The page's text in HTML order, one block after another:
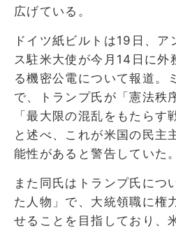
広げている。
ドイツ紙ビルトは19日、ア
ス駐米大使が今月14日に外
る機密公電について報道。
で、トランプ氏が「憲法秩
「最大限の混乱をもたらす
と述べ、これが米国の民主
能性があると警告していた。
また同氏はトランプ氏につ
た人物」で、大統領職に権
せることを目指しており、